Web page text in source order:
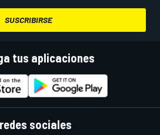
SUSCRIBIRSE
tus aplicaciones
sociales